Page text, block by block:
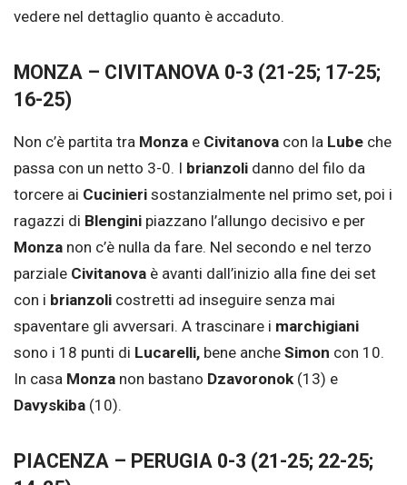
vedere nel dettaglio quanto è accaduto.
MONZA – CIVITANOVA 0-3 (21-25; 17-25;
16-25)
Non c’è partita tra Monza e Civitanova con la Lube che
passa con un netto 3-0. I brianzoli danno del filo da
torcere ai Cucinieri sostanzialmente nel primo set, poi i
ragazzi di Blengini piazzano l’allungo decisivo e per
Monza non c’è nulla da fare. Nel secondo e nel terzo
parziale Civitanova è avanti dall’inizio alla fine dei set
con i brianzoli costretti ad inseguire senza mai
spaventare gli avversari. A trascinare i marchigiani
sono i 18 punti di Lucarelli, bene anche Simon con 10.
In casa Monza non bastano Dzavoronok (13) e
Davyskiba (10).
PIACENZA – PERUGIA 0-3 (21-25; 22-25;